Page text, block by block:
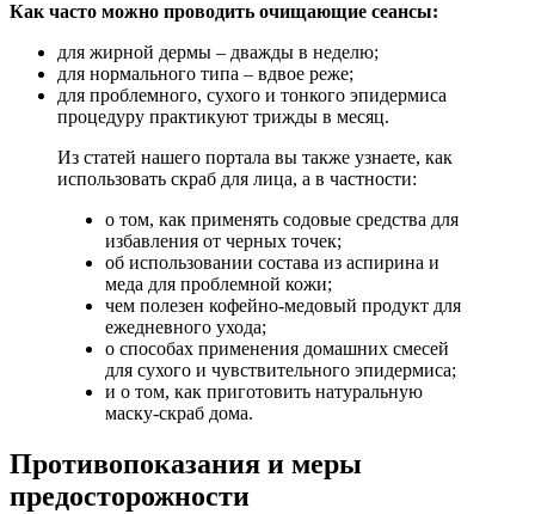
Как часто можно проводить очищающие сеансы:
для жирной дермы – дважды в неделю;
для нормального типа – вдвое реже;
для проблемного, сухого и тонкого эпидермиса
процедуру практикуют трижды в месяц.
Из статей нашего портала вы также узнаете, как
использовать скраб для лица, а в частности:
о том, как применять содовые средства для
избавления от черных точек;
об использовании состава из аспирина и
меда для проблемной кожи;
чем полезен кофейно-медовый продукт для
ежедневного ухода;
о способах применения домашних смесей
для сухого и чувствительного эпидермиса;
и о том, как приготовить натуральную
маску-скраб дома.
Противопоказания и меры
предосторожности